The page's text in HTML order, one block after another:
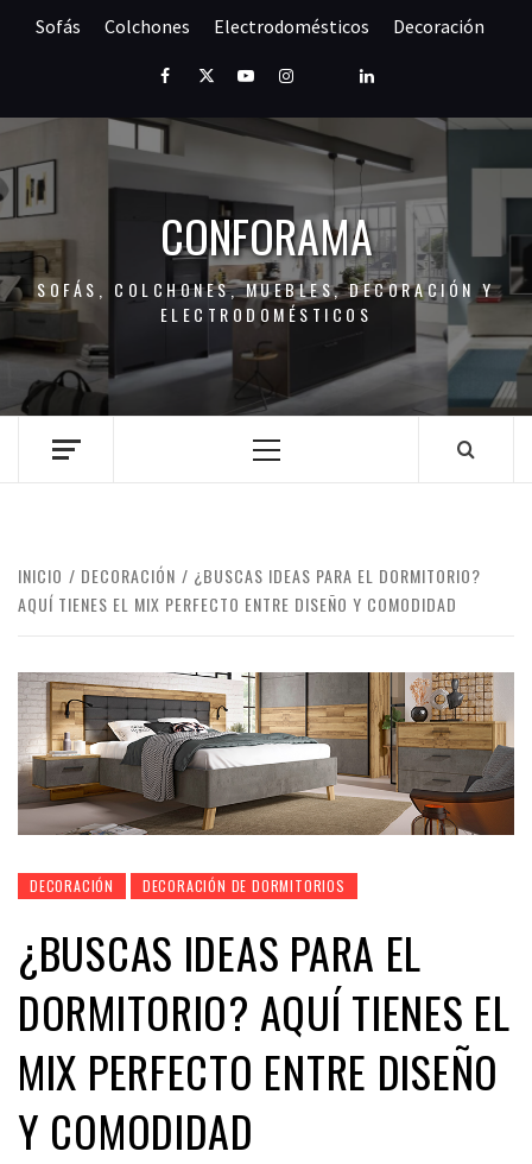
Sofás Colchones Electrodomésticos Decoración
FacebookTwitterYoutubeInstagramPinterestLinkedIn
CONFORAMA
SOFÁS, COLCHONES, MUEBLES, DECORACIÓN Y
ELECTRODOMÉSTICOS
Menú
INICIO DECORACIÓN
¿BUSCAS IDEAS PARA EL DORMITORIO?
AQUÍ TIENES EL MIX PERFECTO ENTRE DISEÑO Y COMODIDAD
DECORACIÓN DECORACIÓN DE DORMITORIOS
¿BUSCAS IDEAS PARA EL
DORMITORIO? AQUÍ TIENES EL
MIX PERFECTO ENTRE DISEÑO
Y COMODIDAD